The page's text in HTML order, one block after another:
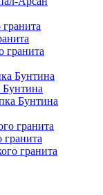
гранита
Бунтина
Бунтина
гранита
гранита